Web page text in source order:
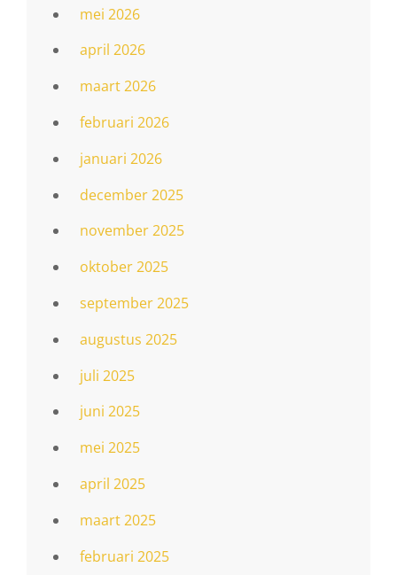
mei 2026
april 2026
maart 2026
februari 2026
januari 2026
december 2025
november 2025
oktober 2025
september 2025
augustus 2025
juli 2025
juni 2025
mei 2025
april 2025
maart 2025
februari 2025